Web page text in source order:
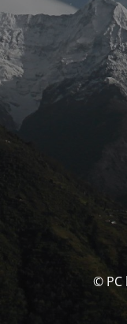
© PC